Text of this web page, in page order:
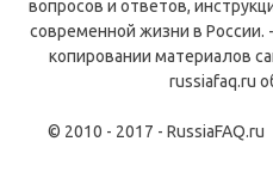
вопросов и ответов,
современной жизни в
копировании материалов
russiafaq.ru
© 2010 - 2017